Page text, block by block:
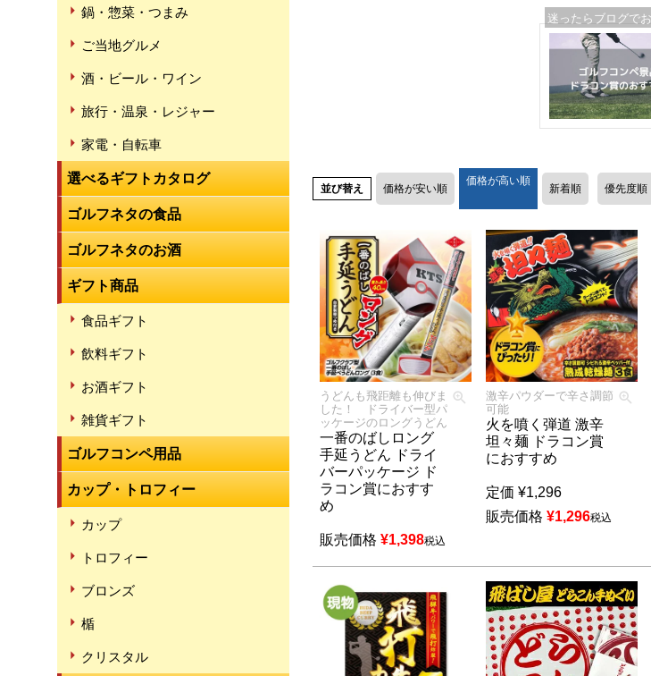
鍋・惣菜・つまみ
ご当地グルメ
酒・ビール・ワイン
旅行・温泉・レジャー
家電・自転車
選べるギフトカタログ
ゴルフネタの食品
ゴルフネタのお酒
ギフト商品
食品ギフト
飲料ギフト
お酒ギフト
雑貨ギフト
ゴルフコンペ用品
カップ・トロフィー
カップ
トロフィー
ブロンズ
楯
クリスタル
並び替え 価格が安い順
価格が高い順
新着順 優先度順
うどんも飛距離も伸びま
した！ ドライバー型パ
ッケージのロングうどん
一番のばしロング
手延うどん ドライ
バーパッケージ ド
ラコン賞におすす
め
販売価格 ¥1,398税込
激辛パウダーで辛さ調節
可能
火を噴く弾道 激辛
坦々麺 ドラコン賞
におすすめ
定価 ¥1,296
販売価格 ¥1,296税込